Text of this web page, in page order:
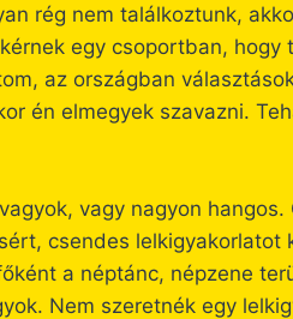
rég nem találkoztunk,
egy csoportban, hogy
az országban
én elmegyek szavazni.
vagy nagyon hangos.
csendes lelkigyakorlatot
a néptánc, népzene
Nem szeretnék egy